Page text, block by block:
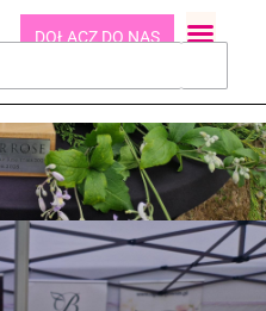
DOŁĄCZ DO NAS